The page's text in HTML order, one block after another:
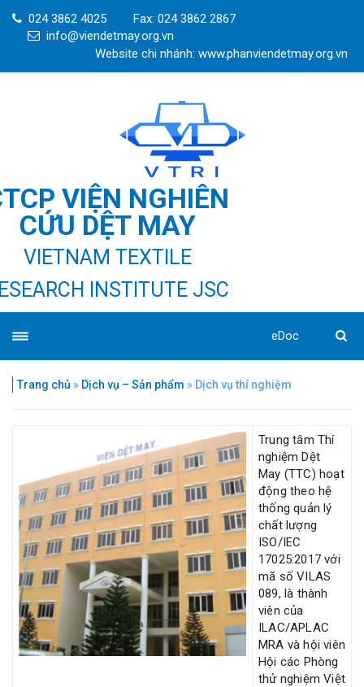
024 3862 4025
Fax: 024 3862 2867
info@viendetmay.org.vn
Website chi nhánh: www.phanviendetmay.org.vn
VIỆN NGHIÊN
CỨU DỆT MAY
VIETNAM TEXTILE
INSTITUTE JSC
eDoc
Trang chủ » Dịch vụ – Sản phẩm » Dịch vụ thí nghiệm
Trung tâm Thí
nghiệm Dệt
May (TTC) hoạt
động theo hệ
thống quản lý
chất lượng
ISO/IEC
17025:2017 với
mã số VILAS
089, là thành
viên của
ILAC/APLAC
MRA và hội viên
Hội các Phòng
thử nghiệm Việt